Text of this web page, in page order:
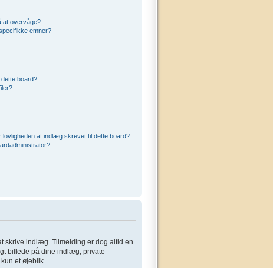
at overvåge?
emner?
board?
af indlæg skrevet til dette board?
skrive indlæg. Tilmelding er dog altid en
billede på dine indlæg, private
et øjeblik.